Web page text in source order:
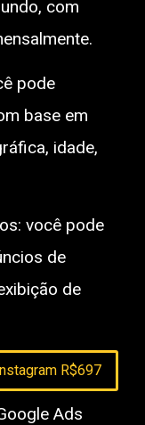
com
pode
base em
idade,
você pode
de
de
R$697
Ads